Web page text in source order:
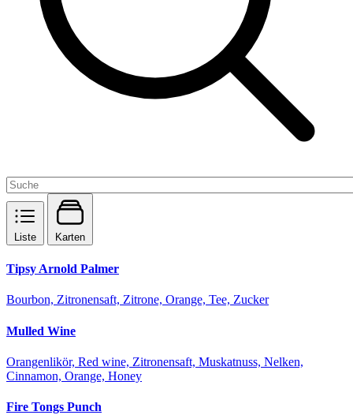
Liste Karten
Tipsy Arnold Palmer
Bourbon, Zitronensaft, Zitrone, Orange, Tee, Zucker
Mulled Wine
Orangenlikör, Red wine, Zitronensaft, Muskatnuss, Nelken,
Cinnamon, Orange, Honey
Fire Tongs Punch